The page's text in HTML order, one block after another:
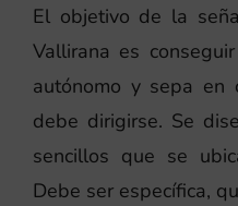
El objetivo de la
Vallirana es
autónomo y sepa en
debe dirigirse. Se
sencillos que se
Debe ser específica,